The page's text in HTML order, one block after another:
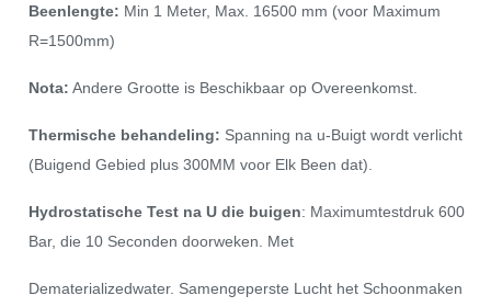
Beenlengte: Min 1 Meter, Max. 16500 mm (voor Maximum
R=1500mm)
Nota: Andere Grootte is Beschikbaar op Overeenkomst.
Thermische behandeling: Spanning na u-Buigt wordt verlicht
(Buigend Gebied plus 300MM voor Elk Been dat).
Hydrostatische Test na U die buigen: Maximumtestdruk 600
Bar, die 10 Seconden doorweken. Met
Dematerializedwater. Samengeperste Lucht het Schoonmaken